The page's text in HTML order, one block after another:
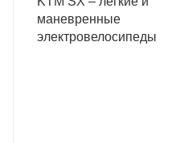
маневренные
электровелосипеды